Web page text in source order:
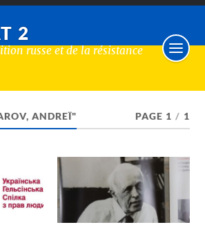
2
russe et de la résistance
ANDREÏ" PAGE 1 / 1